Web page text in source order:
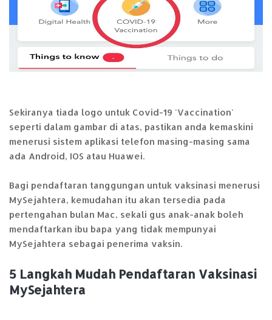
Sekiranya tiada logo untuk Covid-19 'Vaccination'
seperti dalam gambar di atas, pastikan anda kemaskini
menerusi sistem aplikasi telefon masing-masing sama
ada Android, IOS atau Huawei.
Bagi pendaftaran tanggungan untuk vaksinasi menerusi
MySejahtera, kemudahan itu akan tersedia pada
pertengahan bulan Mac, sekali gus anak-anak boleh
mendaftarkan ibu bapa yang tidak mempunyai
MySejahtera sebagai penerima vaksin.
5 Langkah Mudah Pendaftaran Vaksinasi
MySejahtera